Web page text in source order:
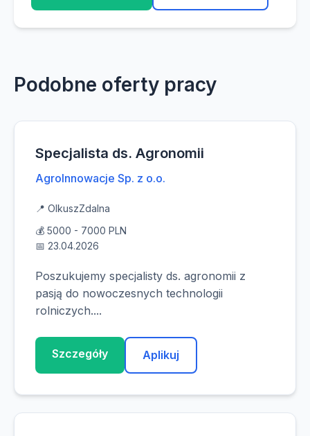
Podobne oferty pracy
Specjalista ds. Agronomii
AgroInnowacje Sp. z o.o.
📍 OlkuszZdalna
💰 5000 - 7000 PLN
📅 23.04.2026
Poszukujemy specjalisty ds. agronomii z
pasją do nowoczesnych technologii
rolniczych....
Szczegóły Aplikuj